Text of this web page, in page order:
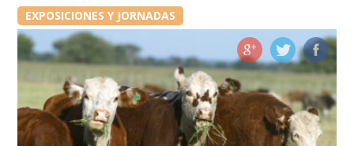
EXPOSICIONES Y JORNADAS